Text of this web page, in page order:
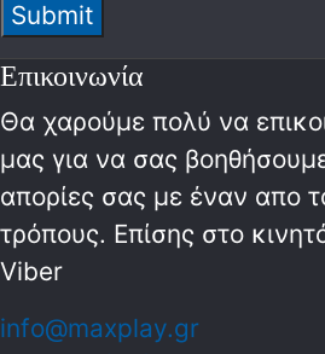
Επικοινωνία
Θα χαρούμε πολύ να
μας για να σας
απορίες σας με έναν απο
τρόπους. Επίσης στο
Viber
info@maxplay.gr